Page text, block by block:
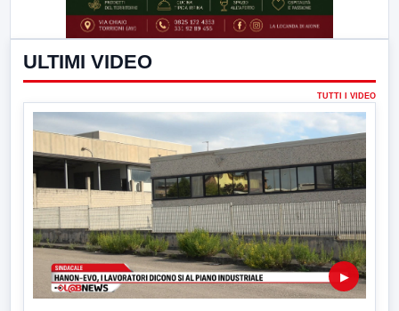
ULTIMI VIDEO
TUTTI I VIDEO
▶